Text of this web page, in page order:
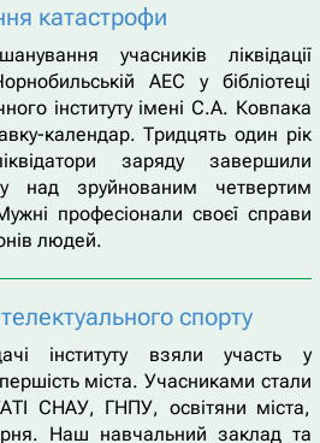
катастрофи
учасників ліквідації
АЕС у бібліотеці
інституту імені С.А. Ковпака
календар. Тридцять один рік
заряду завершили
над зруйнованим четвертим
професіонали своєї справи
людей.
спорту
інституту взяли участь у
міста. Учасниками стали
СНАУ, ГНПУ, освітяни міста,
Наш навчальний заклад та